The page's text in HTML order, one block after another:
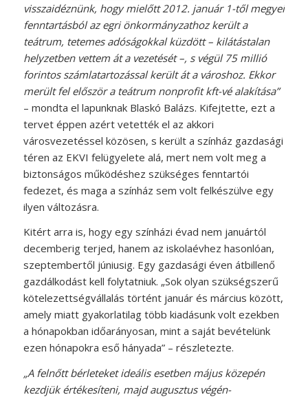
visszaidéznünk, hogy mielőtt 2012. január 1-től megyei
fenntartásból az egri önkormányzathoz került a
teátrum, tetemes adóságokkal küzdött – kilátástalan
helyzetben vettem át a vezetését –, s végül 75 millió
forintos számlatartozással került át a városhoz. Ekkor
merült fel először a teátrum nonprofit kft-vé alakítása”
– mondta el lapunknak Blaskó Balázs. Kifejtette, ezt a
tervet éppen azért vetették el az akkori
városvezetéssel közösen, s került a színház gazdasági
téren az EKVI felügyelete alá, mert nem volt meg a
biztonságos működéshez szükséges fenntartói
fedezet, és maga a színház sem volt felkészülve egy
ilyen változásra.
Kitért arra is, hogy egy színházi évad nem januártól
decemberig terjed, hanem az iskolaévhez hasonlóan,
szeptembertől júniusig. Egy gazdasági éven átbillenő
gazdálkodást kell folytatniuk. „Sok olyan szükségszerű
kötelezettségvállalás történt január és március között,
amely miatt gyakorlatilag több kiadásunk volt ezekben
a hónapokban időarányosan, mint a saját bevételünk
ezen hónapokra eső hányada” – részletezte.
„A felnőtt bérleteket ideális esetben május közepén
kezdjük értékesíteni, majd augusztus végén-